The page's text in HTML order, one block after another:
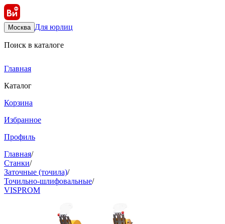
Москва Для юрлиц
Поиск в каталоге
Главная
Каталог
Корзина
Избранное
Профиль
Главная/
Станки/
Заточные (точила)/
Точильно-шлифовальные/
VISPROM